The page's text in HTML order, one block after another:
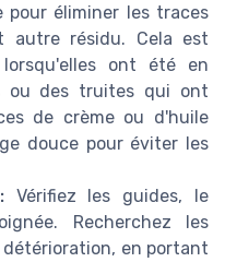
pour éliminer les traces
résidu. Cela est
ont été en
ou des truites qui ont
de crème ou d'huile
douce pour éviter les
Vérifiez les guides, le
Recherchez les
détérioration, en portant